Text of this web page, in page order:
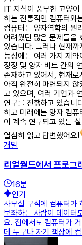
IT 지식이 풍부한 고양이
하는 전통적인 컴퓨터와
컴퓨터는 양자역학의 원
어려웠던 많은 문제들을
있습니다. 그러나 현재
능성에는 여러 가지 제
정정 및 양자 비트 간의
존재하고 있어서, 현재로
아직 완전히 마련되지 않
고 있으며, 여러 기업과
연구를 진행하고 있습니
하고 미래에는 양자 컴
이 계속 연구되고 있는
열심히 읽고 답변했어요!
개발
리얼월드에서 프로그
16분
인기
사무실 구석에 컴퓨터가
보좌하는 사람이 데이터
요. 집에서도 컴퓨터가
데 누구나 자기 책상에